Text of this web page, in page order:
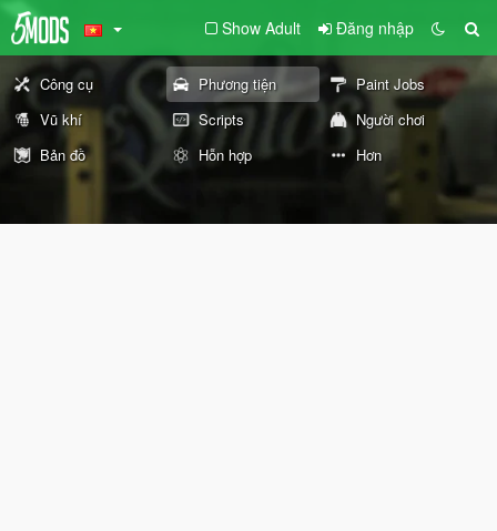
Show Adult Đăng nhập
Công cụ Phương tiện
Paint Jobs
Vũ khí
Scripts
Người chơi
Bản đồ
Hỗn hợp Hơn